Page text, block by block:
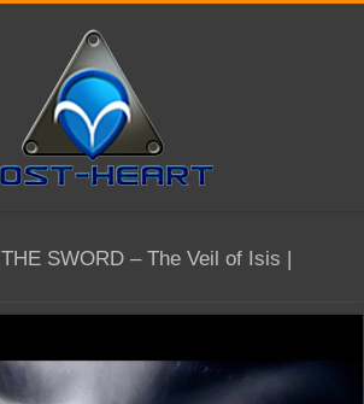
THE SWORD – The Veil of Isis |